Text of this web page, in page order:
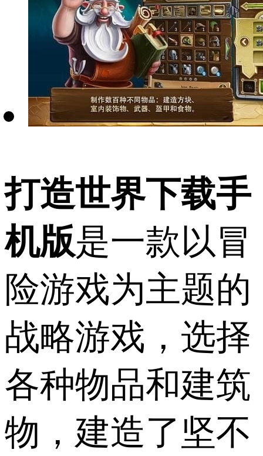
打造世界下载手
机版是一款以冒
险游戏为主题的
战略游戏，选择
各种物品和建筑
物，建造了坚不